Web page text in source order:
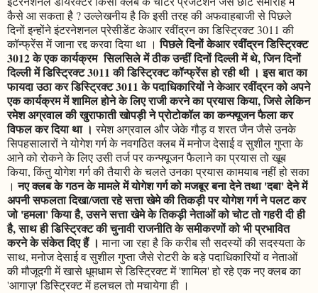
कैसे आ सकता है ? उल्लेखनीय है कि इसी तरह की अफवाहबाजी से पिछले
दिनों इन्होंने इंटरनेशनल प्रेसीडेंट केआर रवींद्रन का डिस्ट्रिक्ट 3011 की
कॉन्फ्रेंस में जाना रद्द करवा दिया था ।पिछले दिनों केआर रवींद्रन डिस्ट्रिक्ट
3012 के एक कार्यक्रम सिलसिले में ठीक उन्हीं दिनों दिल्ली में थे, जिन दिनों
दिल्ली में डिस्ट्रिक्ट 3011 की डिस्ट्रिक्ट कॉन्फ्रेंस हो रही थी । इस बात का
फायदा उठा कर डिस्ट्रिक्ट 3011 के पदाधिकारियों ने केआर रवींद्रन को अपने
एक कार्यक्रम में शामिल होने के लिए राजी करने का प्रयास किया, जिसे लेकिन
रमेश अग्रवाल की खुराफाती खोपड़ी ने प्रोटोकॉल का कन्फ्यूजन फैला कर
विफल कर दिया था । रमेश अग्रवाल और जेके गौड़ व शरत जैन जैसे उनके
सिपहसालारों ने योगेश गर्ग के नवगठित क्लब में मनोज देसाई व सुशील गुप्ता के
आने को रोकने के लिए उसी तर्ज पर कन्फ्यूजन फैलाने का प्रयास तो खूब
किया, किंतु योगेश गर्ग की तैयारी के चलते उनका प्रयास कामयाब नहीं हो सका
।नए क्लब के गठन के मामले में योगेश गर्ग को मजबूर बना देने तथा 'दबा' देने में
अपनी सफलता दिखा/जता रहे सत्ता खेमे की तिकड़ी पर योगेश गर्ग ने पलट कर
जो 'हमला' किया है, उसने सत्ता खेमे के तिकड़ी नेताओं को चोट तो गहरी दी ही
है, साथ ही डिस्ट्रिक्ट की चुनावी राजनीति के समीकरणों को भी प्रभावित
करने के संकेत दिए हैं । माना जा रहा है कि करीब सौ सदस्यों की सदस्यता के
साथ, मनोज देसाई व सुशील गुप्ता जैसे रोटरी के बड़े पदाधिकारियों व नेताओं
की मौजूदगी में खासे धूमधाम से डिस्ट्रिक्ट में 'शामिल' हो रहे एक नए क्लब का
'आगाज़' डिस्ट्रिक्ट में हलचल तो मचायेगा ही ।